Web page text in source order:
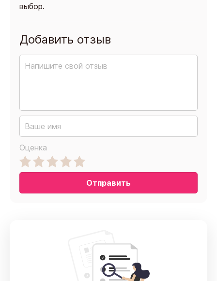
выбор.
Добавить отзыв
Оценка
Отправить